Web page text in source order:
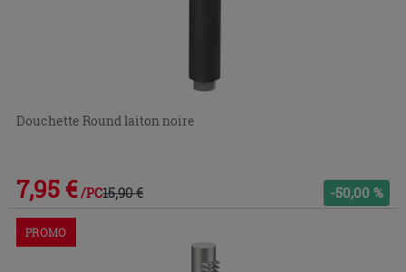
Douchette Round laiton noire
7,95 € /PC15,90 € -50,00 %
PROMO